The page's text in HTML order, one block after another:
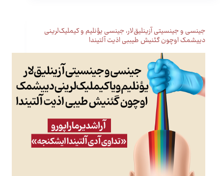
جینسی و جینسیتی آزینلیق‌لار، جینسی یؤنلیم و کیملیک‌لرینی
دییشمک اوچون گئنیش طیببی اذیت آلتیندا